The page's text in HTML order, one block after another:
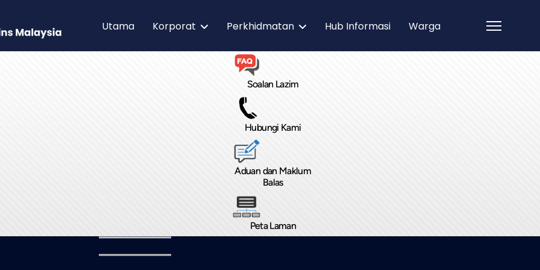
Utama Korporat Perkhidmatan Hub Informasi Warga
Soalan Lazim
Hubungi Kami
Aduan dan Maklum
Balas
Peta Laman